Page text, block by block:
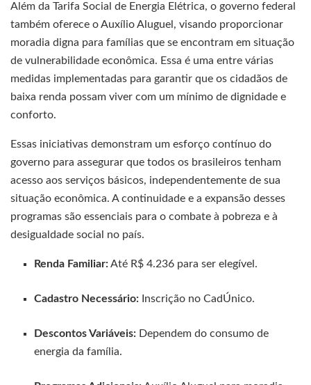
Além da Tarifa Social de Energia Elétrica, o governo federal
também oferece o Auxílio Aluguel, visando proporcionar
moradia digna para famílias que se encontram em situação
de vulnerabilidade econômica. Essa é uma entre várias
medidas implementadas para garantir que os cidadãos de
baixa renda possam viver com um mínimo de dignidade e
conforto.
Essas iniciativas demonstram um esforço contínuo do
governo para assegurar que todos os brasileiros tenham
acesso aos serviços básicos, independentemente de sua
situação econômica. A continuidade e a expansão desses
programas são essenciais para o combate à pobreza e à
desigualdade social no país.
Renda Familiar:Até R$ 4.236 para ser elegível.
Cadastro Necessário: Inscrição no CadÚnico.
Descontos Variáveis: Dependem do consumo de
energia da família.